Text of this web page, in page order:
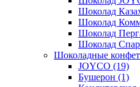
Шоколад
Шоколад
Шоколад
Шоколад
Шоколадные
JOYCO (19)
Бушерон (1)